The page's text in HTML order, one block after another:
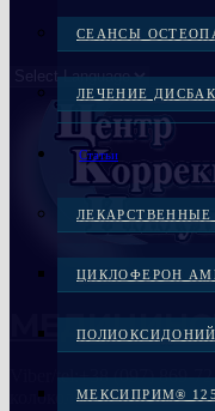
СЕАНСЫ
ЛЕЧЕНИЕ
Статьи
ЛЕКАРСТВЕННЫЕ
ЦИКЛОФЕРОН
МЕКСИПРИМ®
Viber/tel:+38 (097) 869-
колокольчик справа